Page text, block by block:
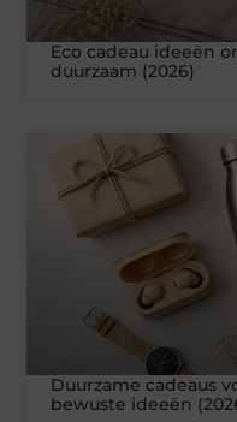
Eco cadeau ideeën
duurzaam (2026)
Duurzame cadeaus
bewuste ideeën